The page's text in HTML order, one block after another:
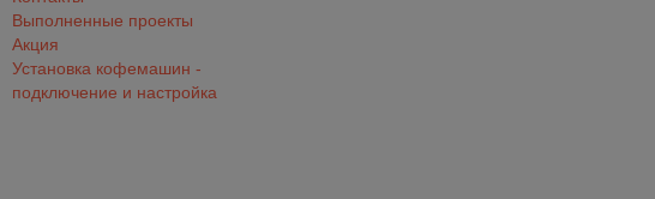
Выполненные проекты
Акция
Установка кофемашин -
подключение и настройка